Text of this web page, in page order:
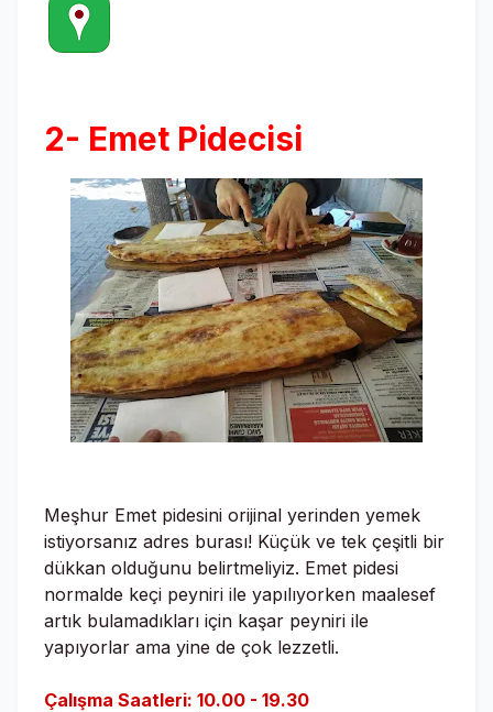
2- Emet Pidecisi
Meşhur Emet pidesini orijinal yerinden yemek
istiyorsanız adres burası! Küçük ve tek çeşitli bir
dükkan olduğunu belirtmeliyiz. Emet pidesi
normalde keçi peyniri ile yapılıyorken maalesef
artık bulamadıkları için kaşar peyniri ile
yapıyorlar ama yine de çok lezzetli.
Çalışma Saatleri: 10.00 - 19.30